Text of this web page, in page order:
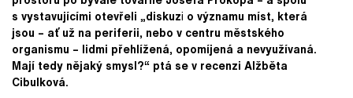
s vystavujícími otevřeli „diskuzi o významu míst, která
jsou – ať už na periferii, nebo v centru městského
organismu – lidmi přehlížená, opomíjená a nevyužívaná.
Mají tedy nějaký smysl?“ ptá se v recenzi Alžběta
Cibulková.